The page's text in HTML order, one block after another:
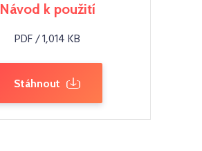
Návod k použití
PDF / 1,014 KB
Stáhnout